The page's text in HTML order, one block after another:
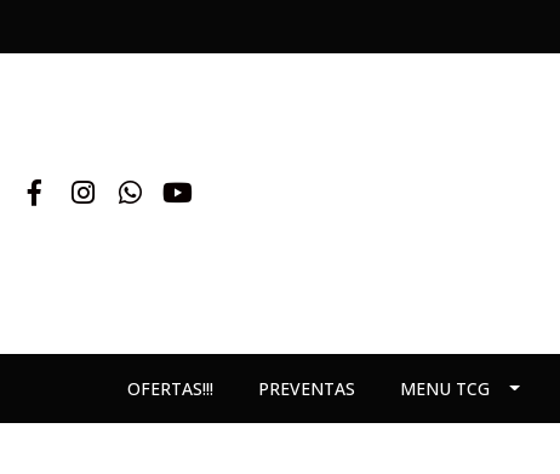
OFERTAS!!! PREVENTAS MENU TCG